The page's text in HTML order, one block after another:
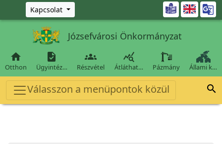
Ugrás a fő tartalomra
Kapcsolat 
Józsefvárosi Önkormányzat

Otthon

Ügyintéz…

Részvétel

Átláthat… Pázmány Állami k…
Válasszon a menüpontok közül 